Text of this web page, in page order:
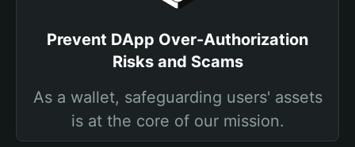
Prevent DApp Over-Authorization
Risks and Scams
As a wallet, safeguarding users' assets
is at the core of our mission.